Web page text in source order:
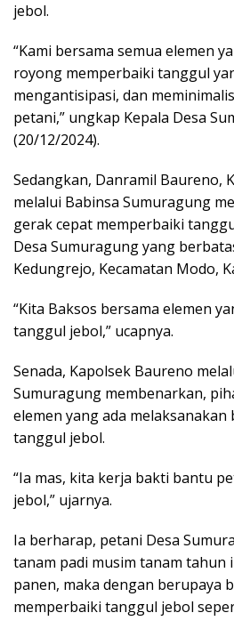
jebol.
“Kami bersama semua elemen
royong memperbaiki tanggul
mengantisipasi, dan
petani,” ungkap Kepala Desa
(20/12/2024).
Sedangkan, Danramil Baureno,
melalui Babinsa Sumuragung
gerak cepat memperbaiki
Desa Sumuragung yang
Kedungrejo, Kecamatan Modo,
“Kita Baksos bersama elemen
tanggul jebol,” ucapnya.
Senada, Kapolsek Baureno
Sumuragung membenarkan,
elemen yang ada
tanggul jebol.
“Ia mas, kita kerja bakti bantu
jebol,” ujarnya.
Ia berharap, petani Desa
tanam padi musim tanam tahun
panen, maka dengan berupaya
memperbaiki tanggul jebol